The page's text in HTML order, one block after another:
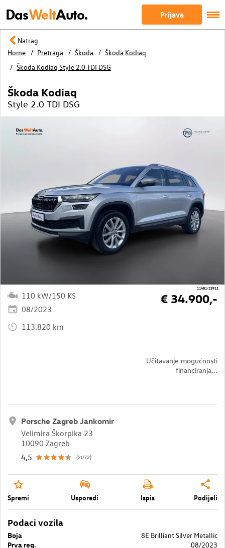
DasWeltAuto. Prijava
Natrag
Home
Pretraga Škoda
Škoda Kodiaq
Škoda Kodiaq Style 2.0 TDI DSG
11481/23911
Škoda Kodiaq
Style 2.0 TDI DSG
110 kW/150 KS
08/2023
113.820 km
Učitavanje mogućnosti
financiranja...
€ 34.900,-
Porsche Zagreb Jankomir
Velimira Škorpika 23
10090 Zagreb
4,5
(2072)
Spremi Usporedi Ispis Podijeli
Podaci vozila
Boja
8E Brilliant Silver Metallic
Prva reg.
08/2023